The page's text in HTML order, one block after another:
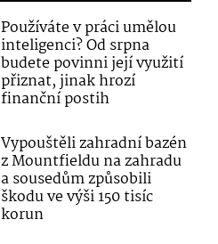
Používáte v práci umělou
inteligenci? Od srpna
budete povinni její využití
přiznat, jinak hrozí
finanční postih
Vypouštěli zahradní bazén
z Mountfieldu na zahradu
a sousedům způsobili
škodu ve výši 150 tisíc
korun